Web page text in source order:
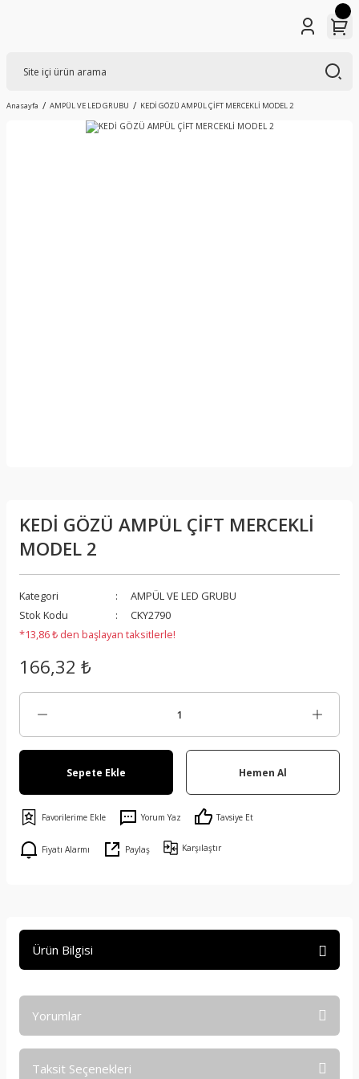
Anasayfa AMPÜL VE LED GRUBU KEDİ GÖZÜ AMPÜL ÇİFT MERCEKLİ MODEL 2
KEDİ GÖZÜ AMPÜL ÇİFT MERCEKLİ
MODEL 2
Kategori
AMPÜL VE LED GRUBU
Stok Kodu
CKY2790
*13,86 ₺ den başlayan taksitlerle!
166,32 ₺
Sepete Ekle Hemen Al
Yorum Yaz Tavsiye Et
Fiyatı Alarmı Paylaş Karşılaştır
Ürün Bilgisi
Yorumlar
Taksit Seçenekleri